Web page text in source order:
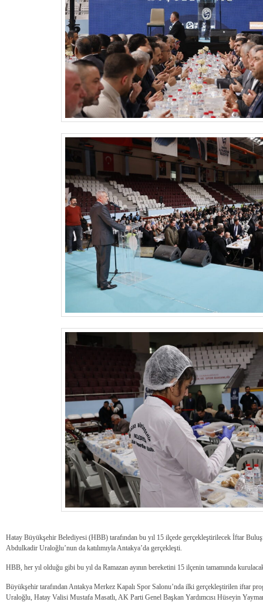
Hatay Büyükşehir Belediyesi (HBB) tarafından bu yıl 15 ilçede gerçekleştirilecek İftar
Abdulkadir Uraloğlu’nun da katılımıyla Antakya’da gerçekleşti.
HBB, her yıl olduğu gibi bu yıl da Ramazan ayının bereketini 15 ilçenin tamamında
Büyükşehir tarafından Antakya Merkez Kapalı Spor Salonu’nda ilki gerçekleştirilen iftar
Uraloğlu, Hatay Valisi Mustafa Masatlı, AK Parti Genel Başkan Yardımcısı Hüseyin